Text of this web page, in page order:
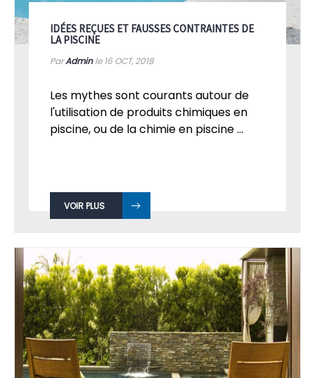
IDÉES REÇUES ET FAUSSES CONTRAINTES DE
LA PISCINE
ParAdminle 16 OCT, 2018
Les mythes sont courants autour de
l'utilisation de produits chimiques en
piscine, ou de la chimie en piscine ...
VOIR PLUS